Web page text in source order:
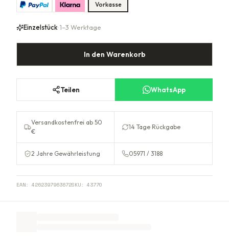
Vorkasse
Einzelstück· 1–3 Werktage
In den Warenkorb
Teilen WhatsApp
Versandkostenfrei ab 50
€
14 Tage Rückgabe
2 Jahre Gewährleistung 05971 / 3188
EAN: 4262397963672SKU: 43770